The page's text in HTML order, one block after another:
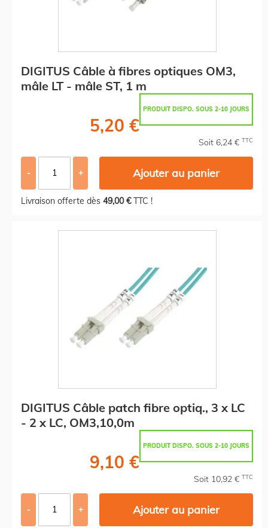
DIGITUS Câble à fibres optiques OM3,
mâle LT - mâle ST, 1 m
PRODUIT DISPO. SOUS 2-10 JOURS
5,20 €
Soit 6,24 € TTC
- + Ajouter au panier
Livraison offerte dès 49,00 €TTC !
DIGITUS Câble patch fibre optiq., 3 x LC
- 2 x LC, OM3,10,0m
PRODUIT DISPO. SOUS 2-10 JOURS
9,10 €
Soit 10,92 € TTC
- + Ajouter au panier